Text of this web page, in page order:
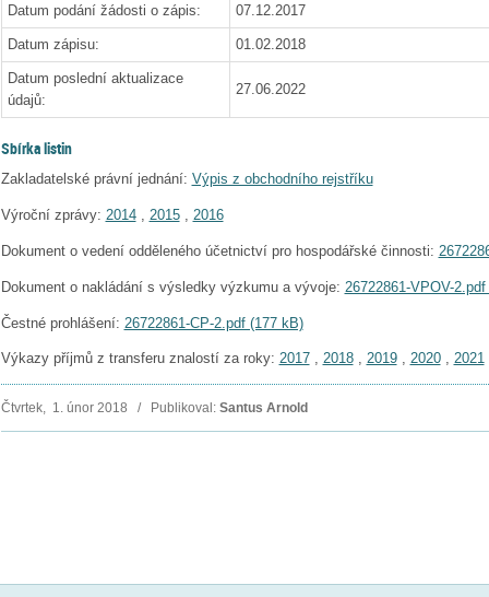
Datum podání žádosti o zápis: 07.12.2017
Datum zápisu: 01.02.2018
Datum poslední aktualizace
údajů:
27.06.2022
Sbírka listin
Zakladatelské právní jednání: Výpis z obchodního rejstříku
Výroční zprávy: 2014, 2015, 2016
Dokument o vedení odděleného účetnictví pro hospodářské činnosti:
Dokument o nakládání s výsledky výzkumu a vývoje: 26722861-VPOV-
Čestné prohlášení: 26722861-CP-2.pdf (177 kB)
Výkazy příjmů z transferu znalostí za roky: 2017, 2018, 2019, 2020, 2021
Čtvrtek, 1. únor 2018 / Publikoval: Santus Arnold